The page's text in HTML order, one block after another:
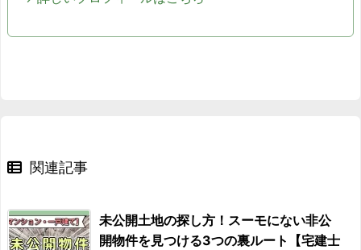
2015/07 -12.9%
2015/08 0.2%
2016/01 -13.2%
関連記事
未公開土地の探し方！スーモにない非公
開物件を見つける3つの裏ルート【宅建士